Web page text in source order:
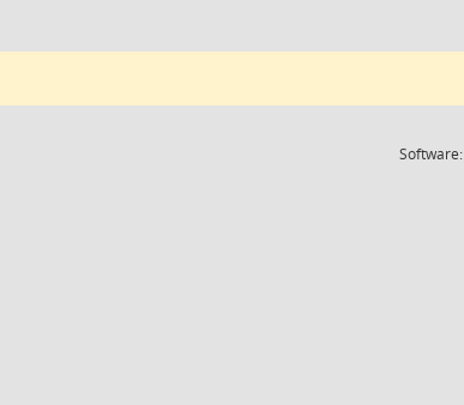
Software: